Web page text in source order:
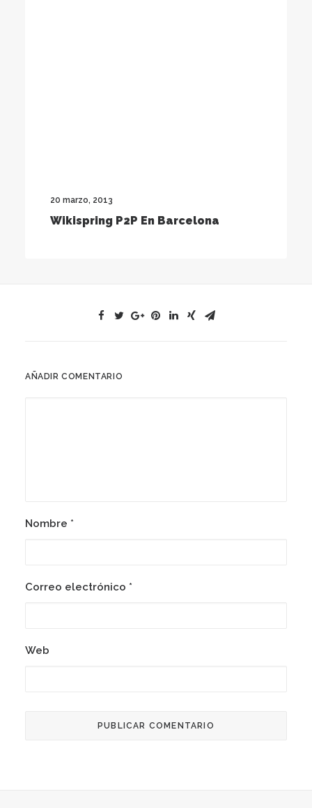
20 marzo, 2013
Wikispring P2P En Barcelona
AÑADIR COMENTARIO
Nombre *
Correo electrónico *
Web